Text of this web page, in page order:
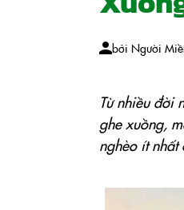
bởi Người
Từ nhiều đời
ghe xuồng,
nghèo ít nhất